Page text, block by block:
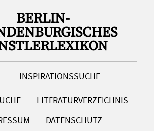
BERLIN-
INSPIRATIONSSUCHE
LITERATURVERZEICHNIS
DATENSCHUTZ